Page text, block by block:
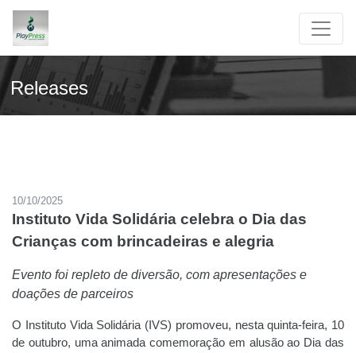
Releases
10/10/2025
Instituto Vida Solidária celebra o Dia das
Crianças com brincadeiras e alegria
Evento foi repleto de diversão, com apresentações e
doações de parceiros
O Instituto Vida Solidária (IVS) promoveu, nesta quinta-feira, 10
de outubro, uma animada comemoração em alusão ao Dia das